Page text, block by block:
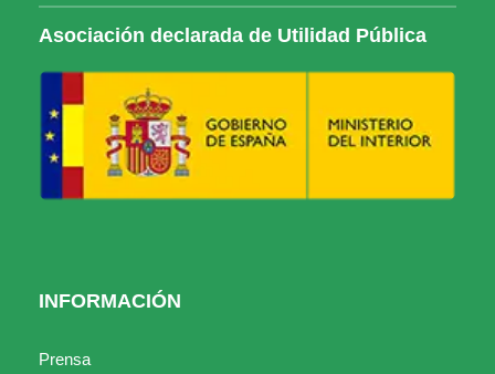
Asociación declarada de Utilidad Pública
INFORMACIÓN
Prensa